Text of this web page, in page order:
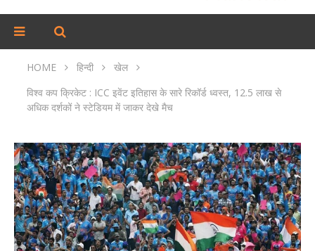
HOME हिन्दी
खेल
विश्व कप क्रिकेट : ICC इवेंट इतिहास के सारे रिकॉर्ड ध्वस्त, 12.5 लाख से
अधिक दर्शकों ने स्टेडियम में जाकर देखे मैच